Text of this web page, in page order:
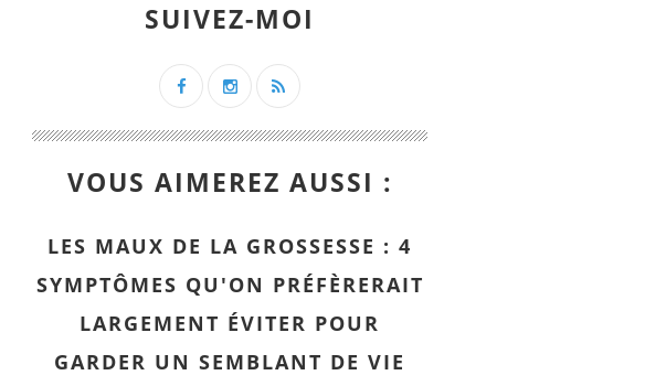
SUIVEZ-MOI
VOUS AIMEREZ AUSSI :
LES MAUX DE LA GROSSESSE : 4
SYMPTÔMES QU'ON PRÉFÈRERAIT
LARGEMENT ÉVITER POUR
GARDER UN SEMBLANT DE VIE